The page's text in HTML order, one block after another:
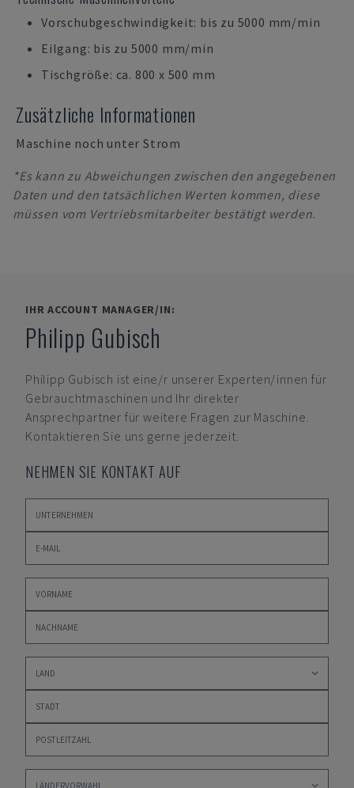
Vorschubgeschwindigkeit: bis zu 5000 mm/min
Eilgang: bis zu 5000 mm/min
Tischgröße: ca. 800 x 500 mm
Zusätzliche Informationen
Maschine noch unter Strom
*Es kann zu Abweichungen zwischen den angegebenen
Daten und den tatsächlichen Werten kommen, diese
müssen vom Vertriebsmitarbeiter bestätigt werden.
IHR ACCOUNT MANAGER/IN:
Philipp Gubisch
Philipp Gubisch ist eine/r unserer Experten/innen für
Gebrauchtmaschinen und Ihr direkter
Ansprechpartner für weitere Fragen zur Maschine.
Kontaktieren Sie uns gerne jederzeit.
NEHMEN SIE KONTAKT AUF